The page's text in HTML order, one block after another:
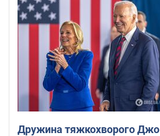
Дружина тяжкохворого Джо